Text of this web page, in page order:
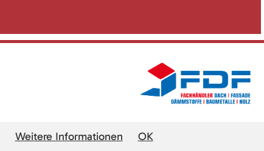
Weitere Informationen OK